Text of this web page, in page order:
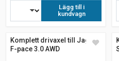
Lägg till i
kundvagn
Komplett drivaxel till Jaguar
F-pace 3.0 AWD